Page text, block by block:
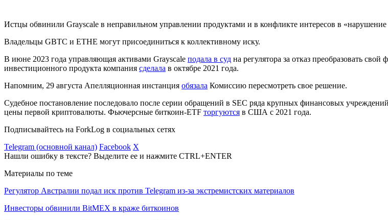
Истцы обвинили Grayscale в неправильном управлении продуктами и в конфликте интересов в
Владельцы GBTC и ETHE могут присоединиться к коллективному иску.
В июне 2023 года управляющая активами Grayscale подала в суд на регулятора за отказ преобразовать
инвестиционного продукта компания сделала в октябре 2021 года.
Напомним, 29 августа Апелляционная инстанция обязала Комиссию пересмотреть свое решение.
Судебное постановление последовало после серии обращений в SEC ряда крупных финансовых
цены первой криптовалюты. Фьючерсные биткоин-ETF торгуются в США с 2021 года.
Подписывайтесь на ForkLog в социальных сетях
Telegram (основной канал) Facebook X
Нашли ошибку в тексте? Выделите ее и нажмите CTRL+ENTER
Материалы по теме
Регулятор Австралии подал иск против Telegram из-за экстремистских материалов
Инвесторы обвинили BitMEX в краже биткоинов